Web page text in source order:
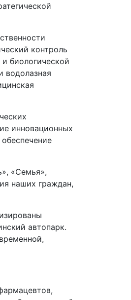
контроль
биологической
водолазная
инновационных
«Семья»,
наших граждан,
автопарк.